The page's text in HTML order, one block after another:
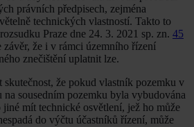
právních předpisech, zejména
technických vlastností. Takto to
Praze dne 24. 3. 2021 sp. zn. 45
závěr, že i v rámci územního řízení
znečištění uplatnit lze.
skutečnost, že pokud vlastník pozemku v
na sousedním pozemku byla vybudována
mít technické osvětlení, jež ho může
do výčtu účastníků řízení, může